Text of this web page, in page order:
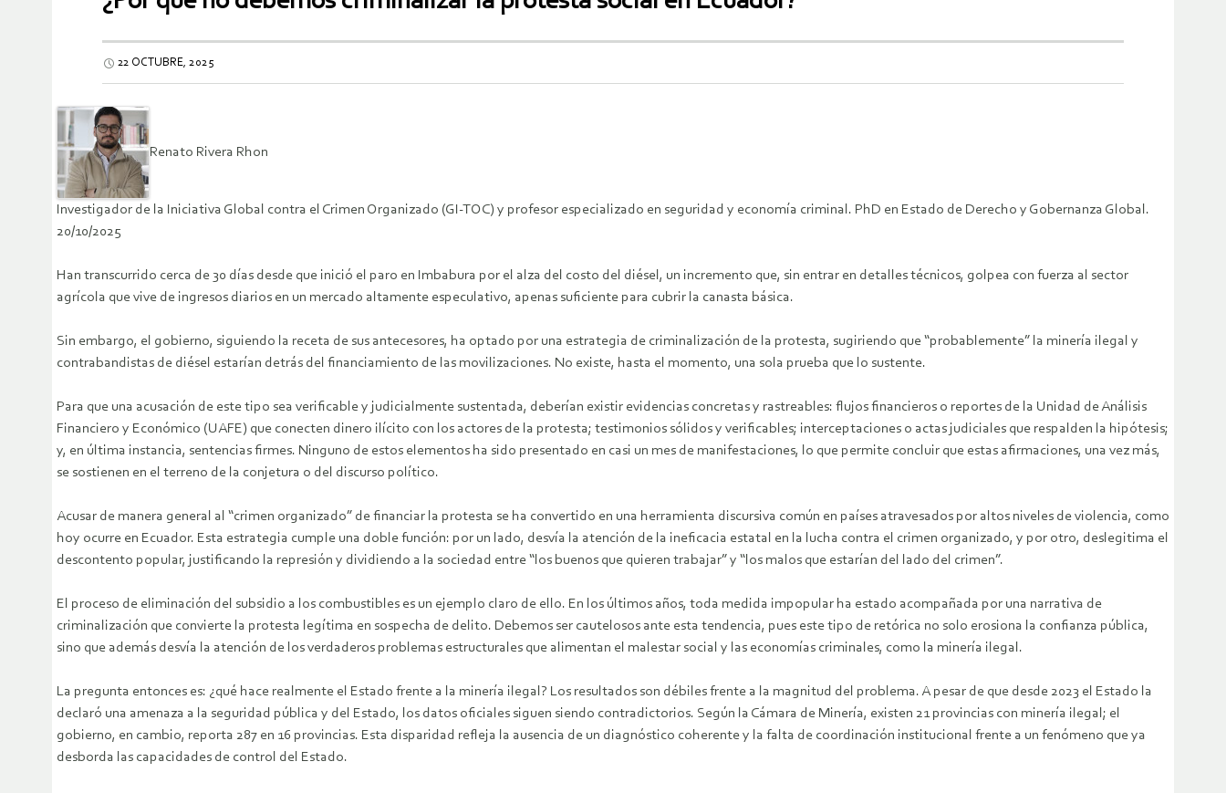
22 OCTUBRE, 2025
Renato Rivera Rhon
Investigador de la Iniciativa Global contra el Crimen Organizado (GI-TOC) y profesor especializado en seguridad y economía criminal. PhD en Estado de Derecho y Gobernanza Global.
20/10/2025
Han transcurrido cerca de 30 días desde que inició el paro en Imbabura por el alza del costo del diésel, un incremento que, sin entrar en detalles técnicos, golpea con fuerza al sector
agrícola que vive de ingresos diarios en un mercado altamente especulativo, apenas suficiente para cubrir la canasta básica.
Sin embargo, el gobierno, siguiendo la receta de sus antecesores, ha optado por una estrategia de criminalización de la protesta, sugiriendo que “probablemente” la minería ilegal y
contrabandistas de diésel estarían detrás del financiamiento de las movilizaciones. No existe, hasta el momento, una sola prueba que lo sustente.
Para que una acusación de este tipo sea verificable y judicialmente sustentada, deberían existir evidencias concretas y rastreables: flujos financieros o reportes de la Unidad de Análisis
Financiero y Económico (UAFE) que conecten dinero ilícito con los actores de la protesta; testimonios sólidos y verificables; interceptaciones o actas judiciales que respalden la hipótesis;
y, en última instancia, sentencias firmes. Ninguno de estos elementos ha sido presentado en casi un mes de manifestaciones, lo que permite concluir que estas afirmaciones, una vez más,
se sostienen en el terreno de la conjetura o del discurso político.
Acusar de manera general al “crimen organizado” de financiar la protesta se ha convertido en una herramienta discursiva común en países atravesados por altos niveles de violencia, como
hoy ocurre en Ecuador. Esta estrategia cumple una doble función: por un lado, desvía la atención de la ineficacia estatal en la lucha contra el crimen organizado, y por otro, deslegitima el
descontento popular, justificando la represión y dividiendo a la sociedad entre “los buenos que quieren trabajar” y “los malos que estarían del lado del crimen”.
El proceso de eliminación del subsidio a los combustibles es un ejemplo claro de ello. En los últimos años, toda medida impopular ha estado acompañada por una narrativa de
criminalización que convierte la protesta legítima en sospecha de delito. Debemos ser cautelosos ante esta tendencia, pues este tipo de retórica no solo erosiona la confianza pública,
sino que además desvía la atención de los verdaderos problemas estructurales que alimentan el malestar social y las economías criminales, como la minería ilegal.
La pregunta entonces es: ¿qué hace realmente el Estado frente a la minería ilegal? Los resultados son débiles frente a la magnitud del problema. A pesar de que desde 2023 el Estado la
declaró una amenaza a la seguridad pública y del Estado, los datos oficiales siguen siendo contradictorios. Según la Cámara de Minería, existen 21 provincias con minería ilegal; el
gobierno, en cambio, reporta 287 en 16 provincias. Esta disparidad refleja la ausencia de un diagnóstico coherente y la falta de coordinación institucional frente a un fenómeno que ya
desborda las capacidades de control del Estado.